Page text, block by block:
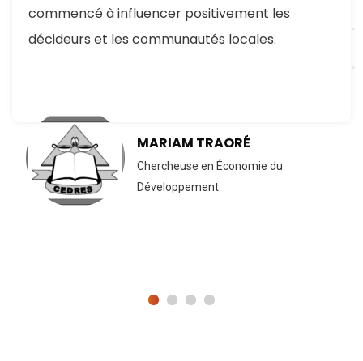
commencé à influencer positivement les
décideurs et les communautés locales.
MARIAM TRAORÉ
Chercheuse en Économie du
Développement